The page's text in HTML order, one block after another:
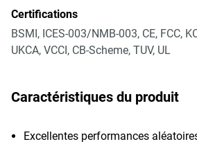
Certifications
BSMI, ICES-003/NMB-003, CE, FCC,
UKCA, VCCI, CB-Scheme, TUV, UL
Caractéristiques du produit
Excellentes performances